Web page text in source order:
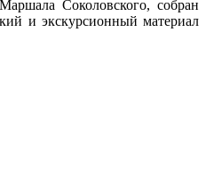
Соколовского, собран
и экскурсионный материал